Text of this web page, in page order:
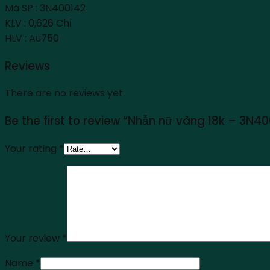
Mã SP : 3N400142
KLV : 0,626 Chỉ
HLV : Au750
Reviews
There are no reviews yet.
Be the first to review “Nhẫn nữ vàng 18k –
Your rating *
Your review *
Name *